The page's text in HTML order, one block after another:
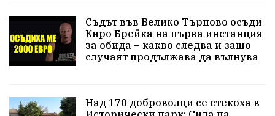
Съдът във Велико Търново осъди
Киро Брейка на първа инстанция
за обида – какво следва и защо
случаят продължава да вълнува
Над 170 доброволци се стекоха в